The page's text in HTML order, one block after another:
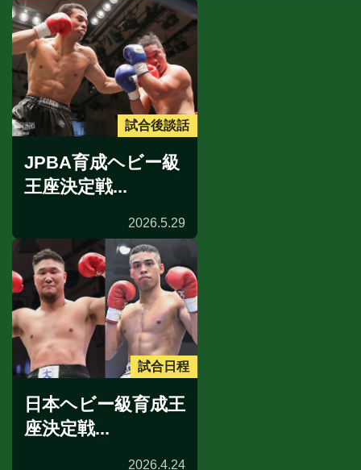
試合後談話
JPBA育成ヘビー級
王座決定戦...
2026.5.29
試合日程
日本ヘビー級育成王
座決定戦...
2026.4.24